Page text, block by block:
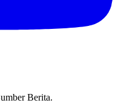
Berita.